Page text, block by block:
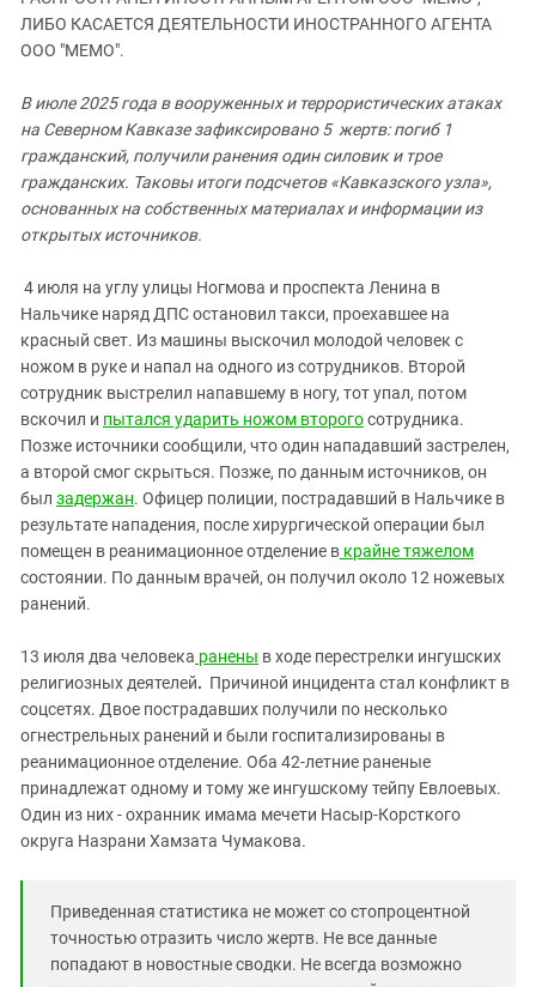
ЗАСТАВЛЯЕТ
МОБИЛИЗАЦИЯ И ПРОТЕСТЫ
Дагестан
Ингушетия
Кабардино-Балкария
Калмыкия
Карачаево-Черкесия
Краснодарский край
Нагорный Карабах
Российская Федерация
Ростовская область
СКФО
Ставропольский край
Чечня
Южная Осетия
Южный Кавказ
ЮФО
ЛИБО КАСАЕТСЯ ДЕЯТЕЛЬНОСТИ ИНОСТРАННОГО АГЕНТА
ООО "МЕМО".
В июле 2025 года в вооруженных и террористических атаках
на Северном Кавказе зафиксировано 5 жертв: погиб 1
гражданский, получили ранения один силовик и трое
гражданских. Таковы итоги подсчетов «Кавказского узла»,
основанных на собственных материалах и информации из
открытых источников.
4 июля на углу улицы Ногмова и проспекта Ленина в
Нальчике наряд ДПС остановил такси, проехавшее на
красный свет. Из машины выскочил молодой человек с
ножом в руке и напал на одного из сотрудников. Второй
сотрудник выстрелил напавшему в ногу, тот упал, потом
вскочил и пытался ударить ножом второгосотрудника.
Позже источники сообщили, что один нападавший застрелен,
а второй смог скрыться. Позже, по данным источников, он
был задержан. Офицер полиции, пострадавший в Нальчике в
результате нападения, после хирургической операции был
помещен в реанимационное отделение в крайне тяжелом
состоянии. По данным врачей, он получил около 12 ножевых
ранений.
13 июля два человека ранены в ходе перестрелки ингушских
религиозных деятелей. Причиной инцидента стал конфликт в
соцсетях. Двое пострадавших получили по несколько
огнестрельных ранений и были госпитализированы в
реанимационное отделение. Оба 42-летние раненые
принадлежат одному и тому же ингушскому тейпу Евлоевых.
Один из них - охранник имама мечети Насыр-Корсткого
округа Назрани Хамзата Чумакова.
Приведенная статистика не может со стопроцентной
точностью отразить число жертв. Не все данные
попадают в новостные сводки. Не всегда возможно